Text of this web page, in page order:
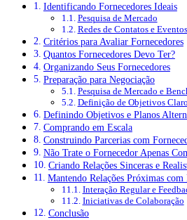
Identificando Fornecedores Ideais
Pesquisa de Mercado
Redes de Contatos e
Critérios para Avaliar Fornecedores
Quantos Fornecedores Devo Ter?
Organizando Seus Fornecedores
Preparação para Negociação
Pesquisa de Mercado e
Definição de Objetivos
Definindo Objetivos e Planos
Comprando em Escala
Construindo Parcerias com
Não Trate o Fornecedor Apenas
Criando Relações Sinceras e
Mantendo Relações Próximas com
Interação Regular e
Iniciativas de Colaboração
Conclusão